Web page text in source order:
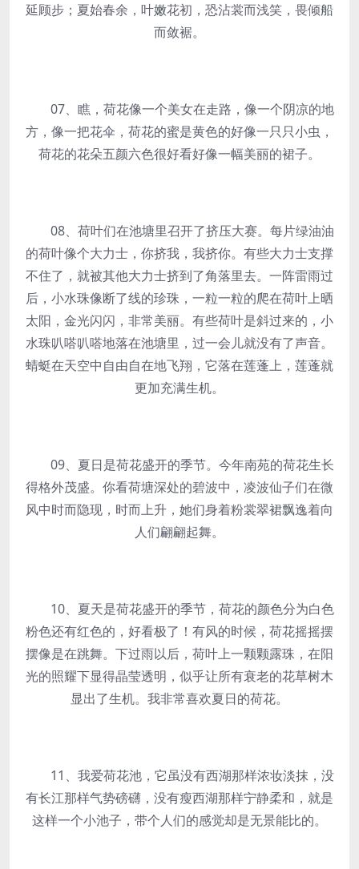
延顾步；夏始春余，叶嫩花初，恐沾裳而浅笑，畏倾船
而敛裾。
07、瞧，荷花像一个美女在走路，像一个阴凉的地
方，像一把花伞，荷花的蜜是黄色的好像一只只小虫，
荷花的花朵五颜六色很好看好像一幅美丽的裙子。
08、荷叶们在池塘里召开了挤压大赛。每片绿油油
的荷叶像个大力士，你挤我，我挤你。有些大力士支撑
不住了，就被其他大力士挤到了角落里去。一阵雷雨过
后，小水珠像断了线的珍珠，一粒一粒的爬在荷叶上晒
太阳，金光闪闪，非常美丽。有些荷叶是斜过来的，小
水珠叭嗒叭嗒地落在池塘里，过一会儿就没有了声音。
蜻蜓在天空中自由自在地飞翔，它落在莲蓬上，莲蓬就
更加充满生机。
09、夏日是荷花盛开的季节。今年南苑的荷花生长
得格外茂盛。你看荷塘深处的碧波中，凌波仙子们在微
风中时而隐现，时而上升，她们身着粉裳翠裙飘逸着向
人们翩翩起舞。
10、夏天是荷花盛开的季节，荷花的颜色分为白色
粉色还有红色的，好看极了！有风的时候，荷花摇摇摆
摆像是在跳舞。下过雨以后，荷叶上一颗颗露珠，在阳
光的照耀下显得晶莹透明，似乎让所有衰老的花草树木
显出了生机。我非常喜欢夏日的荷花。
11、我爱荷花池，它虽没有西湖那样浓妆淡抹，没
有长江那样气势磅礴，没有瘦西湖那样宁静柔和，就是
这样一个小池子，带个人们的感觉却是无景能比的。